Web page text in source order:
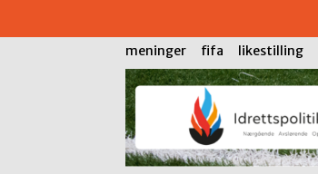
meninger fifa likestilling